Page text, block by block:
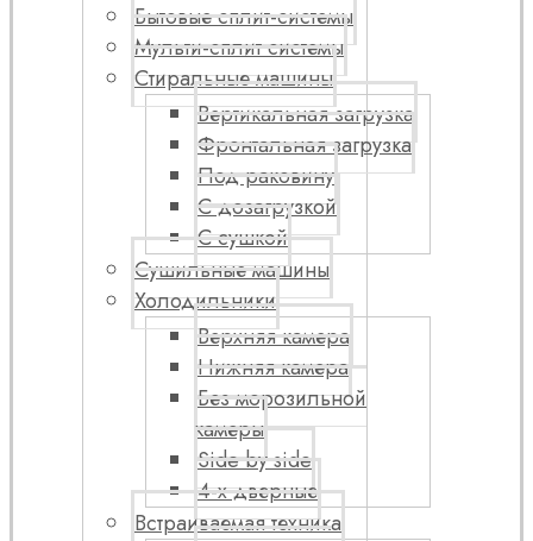
Бытовые сплит-системы
Мульти-сплит системы
Стиральные машины
Вертикальная загрузка
Фронтальная загрузка
Под раковину
С дозагрузкой
С сушкой
Сушильные машины
Холодильники
Верхняя камера
Нижняя камера
Без морозильной
камеры
Side by side
4-х дверные
Встраиваемая техника